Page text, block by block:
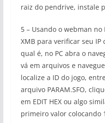
raiz do pendrive, instale
5 – Usando o webman
XMB para verificar seu IP
qual é, no PC abra o
vá em arquivos e
localize a ID do jogo,
arquivo PARAM.SFO,
em EDIT HEX ou algo
primeiro valor colocando